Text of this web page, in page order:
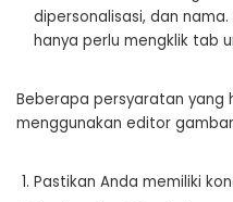
dipersonalisasi, dan
hanya perlu mengklik tab
Beberapa persyaratan yang
menggunakan editor
Pastikan Anda memiliki